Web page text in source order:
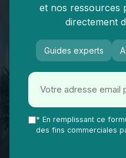
QVT Market
Le rôle du
La Poste
et nos ressources
directement
Guides experts
* En remplissant ce
des fins commerciales